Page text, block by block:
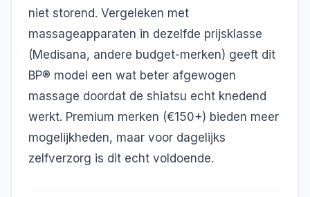
niet storend. Vergeleken met
massageapparaten in dezelfde prijsklasse
(Medisana, andere budget-merken) geeft dit
BP® model een wat beter afgewogen
massage doordat de shiatsu echt knedend
werkt. Premium merken (€150+) bieden meer
mogelijkheden, maar voor dagelijks
zelfverzorg is dit echt voldoende.